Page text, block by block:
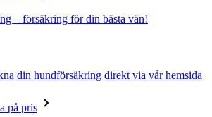
– försäkring för din bästa vän!
din hundförsäkring direkt via vår hemsida
på pris